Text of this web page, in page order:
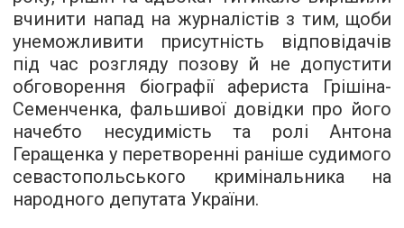
вчинити напад на журналістів з тим, щоби
унеможливити присутність відповідачів
під час розгляду позову й не допустити
обговорення біографії афериста Грішіна-
Семенченка, фальшивої довідки про його
начебто несудимість та ролі Антона
Геращенка у перетворенні раніше судимого
севастопольського кримінальника на
народного депутата України.